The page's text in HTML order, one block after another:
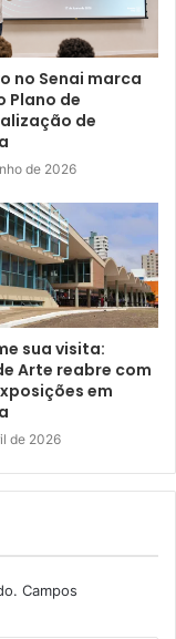
prefeito Tiago
executado
isso tende a
tirar as pessoas
no centro e
ideia é fazer
precisamos
civil organizada,
e do Centro, além
região. Temos,
por meio do
teremos um
faremos uma
no Senai marca
Plano de
de
de 2026
sua visita:
Arte reabre com
em
de 2026
Campos